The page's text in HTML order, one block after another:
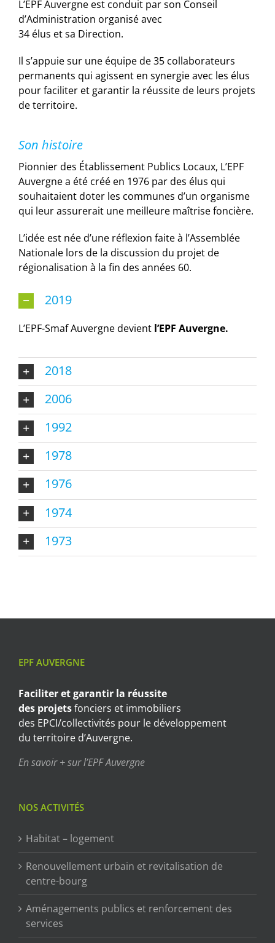
L’EPF Auvergne est conduit par son Conseil
d’Administration organisé avec
34 élus et sa Direction.
Il s’appuie sur une équipe de 35 collaborateurs
permanents qui agissent en synergie avec les élus
pour faciliter et garantir la réussite de leurs projets
de territoire.
Son histoire
Pionnier des Établissement Publics Locaux, L’EPF
Auvergne a été créé en 1976 par des élus qui
souhaitaient doter les communes d’un organisme
qui leur assurerait une meilleure maîtrise foncière.
L’idée est née d’une réflexion faite à l’Assemblée
Nationale lors de la discussion du projet de
régionalisation à la fin des années 60.
2019
L’EPF-Smaf Auvergne devient l’EPF Auvergne.
2018
2006
1992
1978
1976
1974
1973
EPF AUVERGNE
Faciliter et garantir la réussite
des projetsfonciers et immobiliers
des EPCI/collectivités pour le développement
du territoire d’Auvergne.
En savoir + sur l’EPF Auvergne
NOS ACTIVITÉS
Habitat – logement
Renouvellement urbain et revitalisation de
centre-bourg
Aménagements publics et renforcement des
services